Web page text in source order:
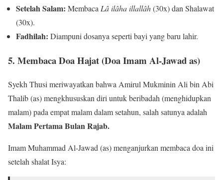
Setelah Salam: Membaca Lâ ilâha illallâh(30x) dan Shalawat
(30x).
Fadhilah: Diampuni dosanya seperti bayi yang baru lahir.
5. Membaca Doa Hajat (Doa Imam Al-Jawad as)
Syekh Thusi meriwayatkan bahwa Amirul Mukminin Ali bin Abi
Thalib (as) mengkhususkan diri untuk beribadah (menghidupkan
malam) pada empat malam dalam setahun, salah satunya adalah
Malam Pertama Bulan Rajab.
Imam Muhammad Al-Jawad (as) menganjurkan membaca doa ini
setelah shalat Isya: